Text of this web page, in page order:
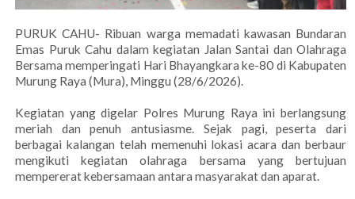
PURUK CAHU- Ribuan warga memadati kawasan Bundaran
Emas Puruk Cahu dalam kegiatan Jalan Santai dan Olahraga
Bersama memperingati Hari Bhayangkara ke-80 di Kabupaten
Murung Raya (Mura), Minggu (28/6/2026).
Kegiatan yang digelar Polres Murung Raya ini berlangsung
meriah dan penuh antusiasme. Sejak pagi, peserta dari
berbagai kalangan telah memenuhi lokasi acara dan berbaur
mengikuti kegiatan olahraga bersama yang bertujuan
mempererat kebersamaan antara masyarakat dan aparat.